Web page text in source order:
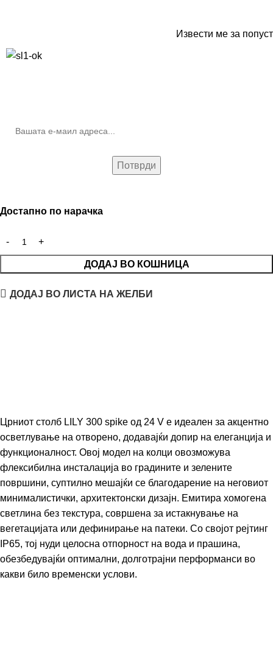
Извести ме за попуст
Достапно по нарачка
ДОДАЈ ВО КОШНИЦА
ДОДАЈ ВО ЛИСТА НА ЖЕЛБИ
Црниот столб LILY 300 spike од 24 V е идеален за акцентно
осветлување на отворено, додавајќи допир на елеганција и
функционалност. Овој модел на колци овозможува
флексибилна инсталација во градините и зелените
површини, суптилно мешајќи се благодарение на неговиот
минималистички, архитектонски дизајн. Емитира хомогена
светлина без текстура, совршена за истакнување на
вегетацијата или дефинирање на патеки. Со својот рејтинг
IP65, тој нуди целосна отпорност на вода и прашина,
обезбедувајќи оптимални, долготрајни перформанси во
какви било временски услови.